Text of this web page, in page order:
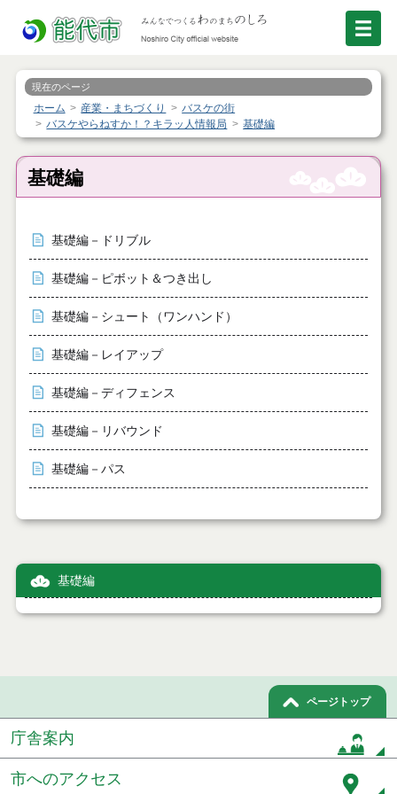
現在のページ
ホーム 産業・まちづくり
バスケの街
バスケやらねすか！？キラッ人情報局
基礎編
基礎編
基礎編－ドリブル
基礎編－ピボット＆つき出し
基礎編－シュート（ワンハンド）
基礎編－レイアップ
基礎編－ディフェンス
基礎編－リバウンド
基礎編－パス
基礎編
ページトップ
庁舎案内
市へのアクセス